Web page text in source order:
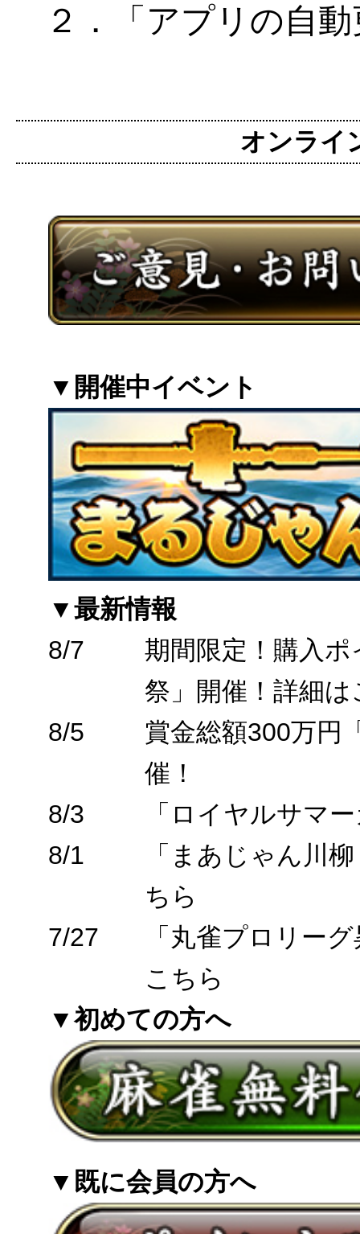
２．「アプリの自
オンライ
▼開催中イベント
▼最新情報
8/7
期間限定！購入
祭」開催！詳細は
8/5
賞金総額300万円
催！
8/3
「ロイヤルサマ
8/1
「まあじゃん川
ちら
7/27
「丸雀プロリー
こちら
▼初めての方へ
▼既に会員の方へ